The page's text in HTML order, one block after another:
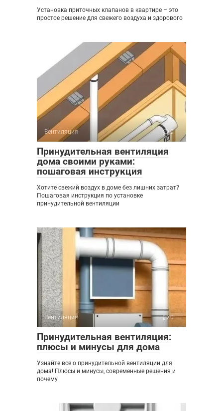
Установка приточных клапанов в квартире – это
простое решение для свежего воздуха и здорового
Вентиляция 0
Принудительная вентиляция
дома своими руками:
пошаговая инструкция
Хотите свежий воздух в доме без лишних затрат?
Пошаговая инструкция по установке
принудительной вентиляции
Вентиляция 0
Принудительная вентиляция:
плюсы и минусы для дома
Узнайте все о принудительной вентиляции для
дома! Плюсы и минусы, современные решения и
почему